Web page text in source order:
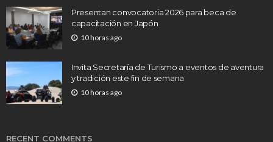
Presentan convocatoria 2026 para beca de
capacitación en Japón
10 horas ago
Invita Secretaría de Turismo a eventos de aventura
y tradición este fin de semana
10 horas ago
RECENT COMMENTS